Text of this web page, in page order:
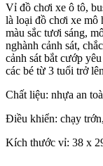
Vỉ đồ chơi xe ô tô,
là loại đồ chơi xe mô
màu sắc tươi sáng,
nghành cảnh sát,
cảnh sát bắt cướp
các bé từ 3 tuổi trở
Chất liệu: nhựa an
Điều khiển: chạy
Kích thước vỉ: 38 x